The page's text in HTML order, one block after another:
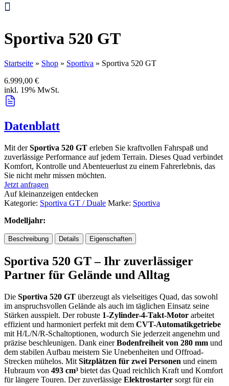
Sportiva 520 GT
Startseite » Shop » Sportiva » Sportiva 520 GT
6.999,00 €
inkl. 19% MwSt.
Datenblatt
Mit derSportiva 520 GT erleben Sie kraftvollen Fahrspaß und
zuverlässige Performance auf jedem Terrain. Dieses Quad verbindet
Komfort, Kontrolle und Abenteuerlust zu einem Fahrerlebnis, das
Sie nicht mehr missen möchten.
Jetzt anfragen
Auf kleinanzeigen entdecken
Kategorie: Sportiva GT / Duale Marke: Sportiva
Modelljahr:
Beschreibung Details Eigenschaften
Sportiva 520 GT – Ihr zuverlässiger
Partner für Gelände und Alltag
Die Sportiva 520 GT überzeugt als vielseitiges Quad, das sowohl
im anspruchsvollen Gelände als auch im täglichen Einsatz seine
Stärken ausspielt. Der robuste 1-Zylinder-4-Takt-Motor arbeitet
effizient und harmoniert perfekt mit dem CVT-Automatikgetriebe
mit H/L/N/R-Schaltoptionen, wodurch Sie jederzeit angenehm und
präzise beschleunigen. Dank einerBodenfreiheit von 280 mm und
dem stabilen Aufbau meistern Sie Unebenheiten und Offroad-
Strecken mühelos. Mit Sitzplätzen für zwei Personen und einem
Hubraum von 493 cm³ bietet das Quad reichlich Kraft und Komfort
für längere Touren. Der zuverlässige Elektrostarter sorgt für ein